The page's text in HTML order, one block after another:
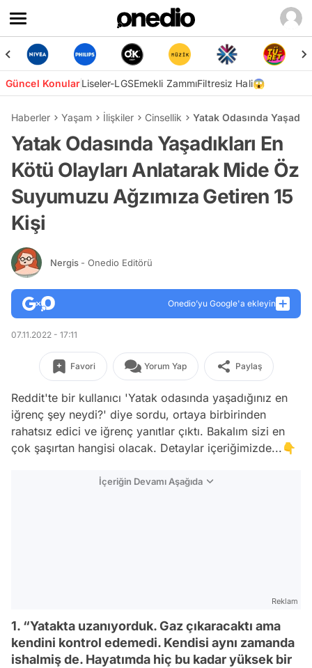
Güncel KonularLiseler-LGSEmekli ZammıFiltresiz Hali😱
Haberler Yaşam İlişkiler Cinsellik Yatak Odasında
Yatak Odasında Yaşadıkları En
Kötü Olayları Anlatarak Mide Öz
Suyumuzu Ağzımıza Getiren 15
Kişi
Nergis - Onedio Editörü
Onedio’yu Google'a ekleyin
07.11.2022 - 17:11
Favori Yorum Yap Paylaş
Reddit'te bir kullanıcı 'Yatak odasında yaşadığınız en
iğrenç şey neydi?' diye sordu, ortaya birbirinden
rahatsız edici ve iğrenç yanıtlar çıktı. Bakalım sizi en
çok şaşırtan hangisi olacak. Detaylar içeriğimizde...👇
İçeriğin Devamı Aşağıda
Reklam
1. “Yatakta uzanıyorduk. Gaz çıkaracaktı ama
kendini kontrol edemedi. Kendisi aynı zamanda
ishalmiş de. Hayatımda hiç bu kadar yüksek bir